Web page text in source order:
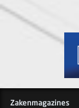
Zakenmagazines